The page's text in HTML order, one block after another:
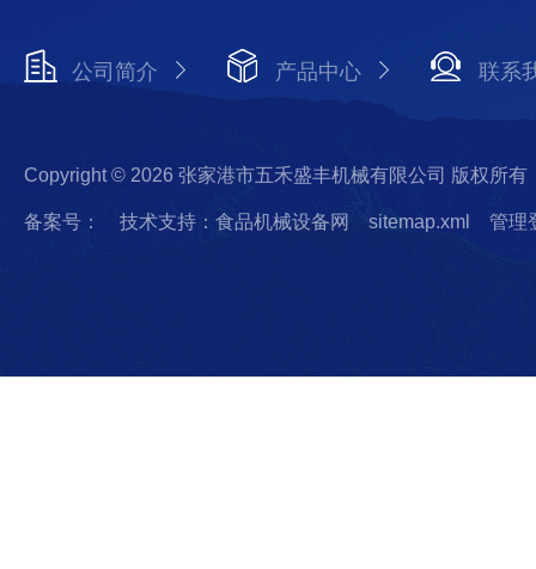
公司简介 产品中心 联系
Copyright © 2026 张家港市五禾盛丰机械有限公司 版权所有
备案号： 技术支持：食品机械设备网 sitemap.xml 管理